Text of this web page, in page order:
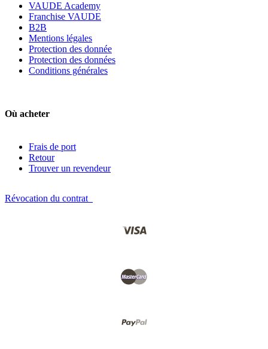
VAUDE Academy
Franchise VAUDE
B2B
Mentions légales
Protection des donnée
Protection des données
Conditions générales
Où acheter
Frais de port
Retour
Trouver un revendeur
Révocation du contrat